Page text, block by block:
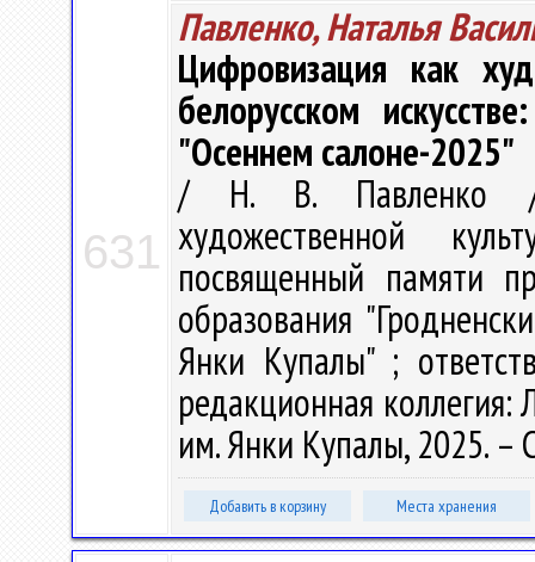
631
Павленко, Наталья
Цифровизация как
белорусском
"Осеннем салоне-2025"
/ Н. В. Павленко //
художественной
посвященный памяти
образования
Янки Купалы" ;
редакционная коллегия:
им. Янки Купалы, 2025. –
Добавить в корзину Места хранения